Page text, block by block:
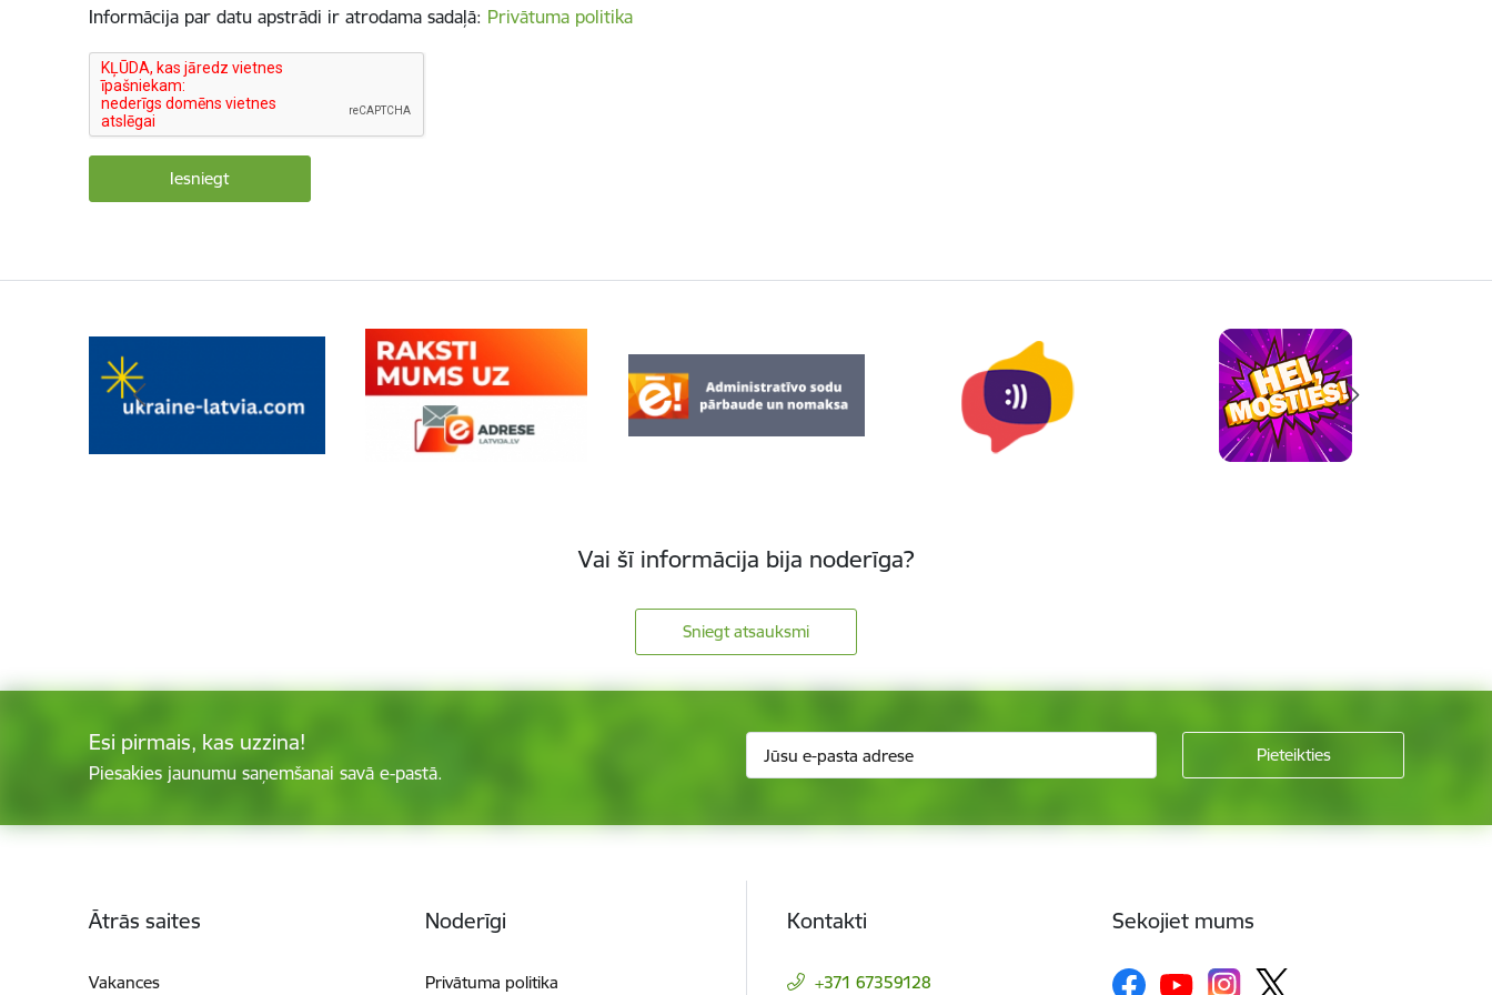
Informācija par datu apstrādi ir atrodama sadaļā: Privātuma politika
Vai šī informācija bija noderīga?
Sniegt atsauksmi
Esi pirmais, kas uzzina!
Piesakies jaunumu saņemšanai savā e-pastā.
Ātrās saites
Vakances
Noderīgi
Privātuma politika
Kontakti
+371 67359128
Sekojiet mums